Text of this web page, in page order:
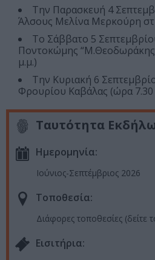
Την Παρασκευή 4
Άλσους Μελίνα Μερκούρη
Το Σάββατο 5
Ποντοκώμης
μ.μ.)
Την Κυριακή 6
Φρουρίου Καβάλας (ώρα 7.30
Ταυτότητα
Ημερομηνία:
Ιούνιος-Σεπτέμβριος 2026
Τοποθεσία:
Διάφορες τοποθεσίες (δείτε
Eισιτήρια: